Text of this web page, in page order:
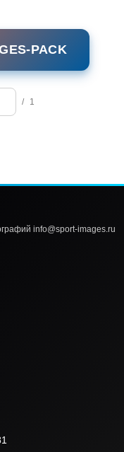
PACK
/ 1
info@sport-images.ru